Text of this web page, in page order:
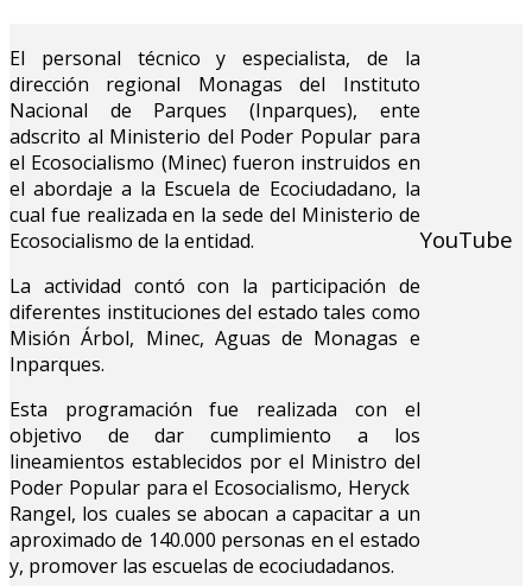
El personal técnico y especialista, de la
dirección regional Monagas del Instituto
Nacional de Parques (Inparques), ente
adscrito al Ministerio del Poder Popular para
el Ecosocialismo (Minec) fueron instruidos en
el abordaje a la Escuela de Ecociudadano, la
cual fue realizada en la sede del Ministerio de
Ecosocialismo de la entidad.
La actividad contó con la participación de
diferentes instituciones del estado tales como
Misión Árbol, Minec, Aguas de Monagas e
Inparques.
Esta programación fue realizada con el
objetivo de dar cumplimiento a los
lineamientos establecidos por el Ministro del
Poder Popular para el Ecosocialismo, Heryck
Rangel, los cuales se abocan a capacitar a un
aproximado de 140.000 personas en el estado
y, promover las escuelas de ecociudadanos.
YouTube